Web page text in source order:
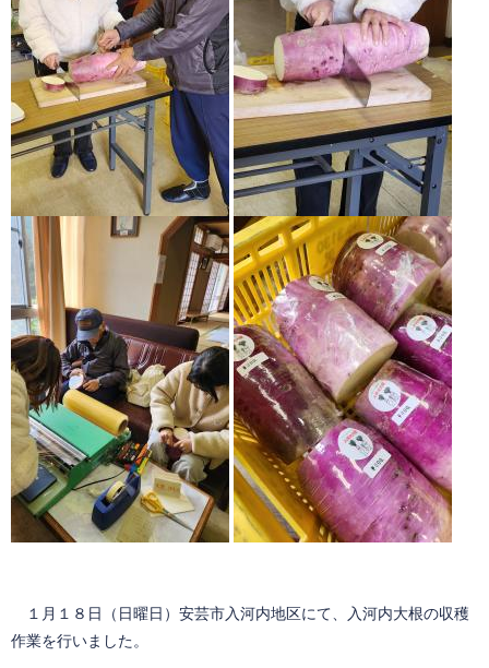
１月１８日（日曜日）安芸市入河内地区にて、入河内大根の収穫
作業を行いました。